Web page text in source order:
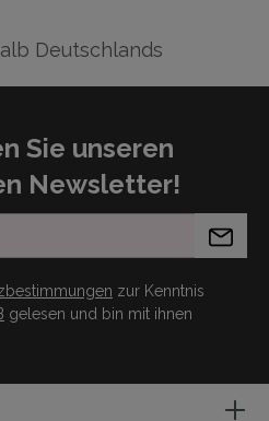
Deutschlands
Sie unseren
Newsletter!
zur Kenntnis
gelesen und bin mit ihnen